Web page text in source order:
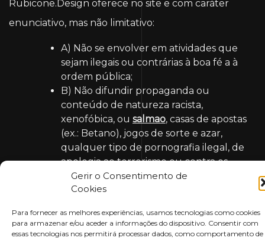
Gerir o Consentimento de
Cookies
Para fornecer as melhores experiências, usamos tecnologias como cookies
para armazenar e/ou aceder a informações do dispositivo. Consentir com
essas tecnologias nos permitirá processar dados, como comportamento de
Rubicone.Design oferece no site e com caráter
enunciativo, mas não limitativo:
A) Não se envolver em atividades que
sejam ilegais ou contrárias à boa fé a à
ordem pública;
B) Não difundir propaganda ou
conteúdo de natureza racista,
xenofóbica, ou salmao, casas de apostas
(ex.: Betano), jogos de sorte e azar,
qualquer tipo de pornografia ilegal, de
apologia ao terrorismo ou contra os
direitos humanos;
C) Não causar danos aos sistemas físicos
Rubicone.Design, de seus fornecedores
ou terceiros, para introduzir ou